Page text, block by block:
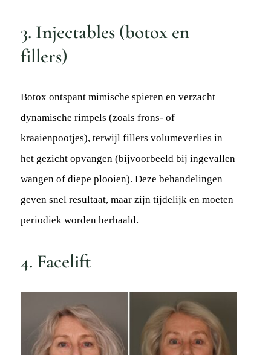
3. Injectables (botox en
fillers)
Botox ontspant mimische spieren en verzacht
dynamische rimpels (zoals frons- of
kraaienpootjes), terwijl fillers volumeverlies in
het gezicht opvangen (bijvoorbeeld bij ingevallen
wangen of diepe plooien). Deze behandelingen
geven snel resultaat, maar zijn tijdelijk en moeten
periodiek worden herhaald.
4. Facelift